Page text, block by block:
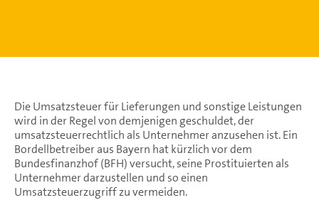
Die Umsatzsteuer für Lieferungen und sonstige Leistungen
wird in der Regel von demjenigen geschuldet, der
umsatzsteuerrechtlich als Unternehmer anzusehen ist. Ein
Bordellbetreiber aus Bayern hat kürzlich vor dem
Bundesfinanzhof (BFH) versucht, seine Prostituierten als
Unternehmer darzustellen und so einen
Umsatzsteuerzugriff zu vermeiden.